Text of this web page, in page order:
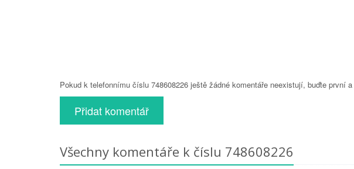
Pokud k telefonnímu číslu 748608226 ještě žádné komentáře neexistují, buďte první a
Přidat komentář
Všechny komentáře k číslu 748608226